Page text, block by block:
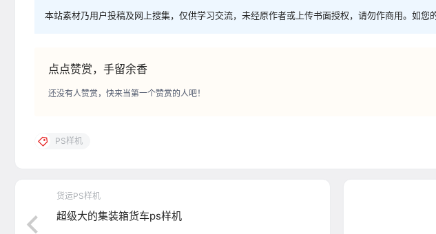
本站素材乃用户投稿及网上搜集，仅供学习交流，未经原作者或上传书面授权，请勿作商用。如您
点点赞赏，手留余香
还没有人赞赏，快来当第一个赞赏的人吧！
PS样机
货运PS样机
超级大的集装箱货车ps样机